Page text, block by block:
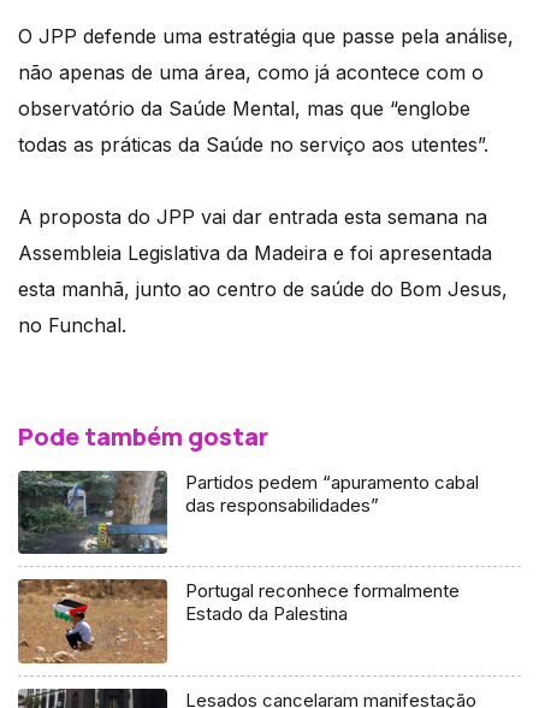
O JPP defende uma estratégia que passe pela análise,
não apenas de uma área, como já acontece com o
observatório da Saúde Mental, mas que “englobe
todas as práticas da Saúde no serviço aos utentes”.
A proposta do JPP vai dar entrada esta semana na
Assembleia Legislativa da Madeira e foi apresentada
esta manhã, junto ao centro de saúde do Bom Jesus,
no Funchal.
Pode também gostar
Partidos pedem “apuramento cabal
das responsabilidades”
Portugal reconhece formalmente
Estado da Palestina
Lesados cancelaram manifestação